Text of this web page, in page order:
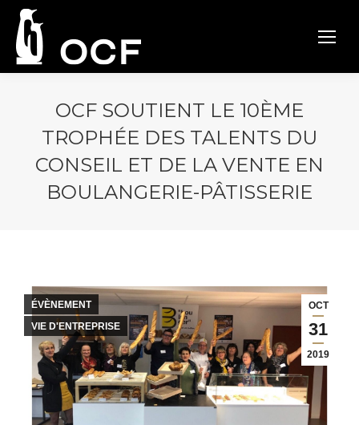
OCF SOUTIENT LE 10ÈME
TROPHÉE DES TALENTS DU
CONSEIL ET DE LA VENTE EN
BOULANGERIE-PÂTISSERIE
OCT
31
2019
ÉVÈNEMENT
VIE D'ENTREPRISE